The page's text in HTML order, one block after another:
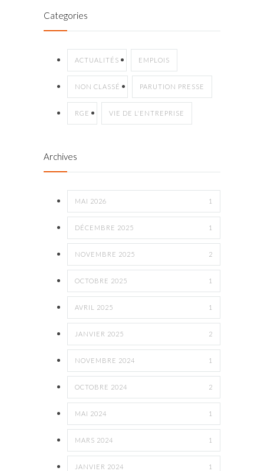
Categories
ACTUALITÉS EMPLOIS
NON CLASSÉ PARUTION PRESSE
RGE VIE DE L'ENTREPRISE
Archives
MAI 2026 1
DÉCEMBRE 2025 1
NOVEMBRE 2025 2
OCTOBRE 2025 1
AVRIL 2025 1
JANVIER 2025 2
NOVEMBRE 2024 1
OCTOBRE 2024 2
MAI 2024 1
MARS 2024 1
JANVIER 2024 1